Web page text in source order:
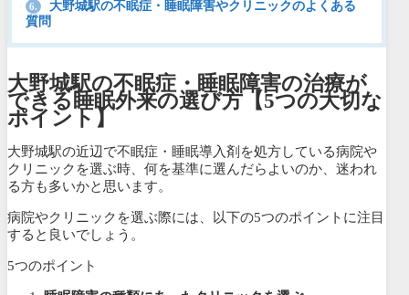
6.
大野城駅の不眠症・睡眠障害やクリニックのよくある
質問
大野城駅の不眠症・睡眠障害の治療が
できる睡眠外来の選び方【5つの大切な
ポイント】
大野城駅の近辺で不眠症・睡眠導入剤を処方している病院や
クリニックを選ぶ時、何を基準に選んだらよいのか、迷われ
る方も多いかと思います。
病院やクリニックを選ぶ際には、以下の5つのポイントに注目
すると良いでしょう。
5つのポイント